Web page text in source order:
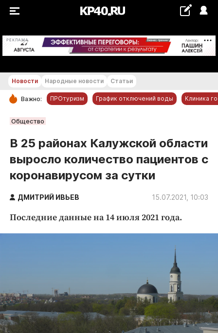
РЕКЛАМА +18...+19 °С
РУБРИКИ
Обнинск
Новости компаний
Статьи
Народные новости
Авто и транспорт
Криминал
Погода
Праздники
Происшествия
Новости Народные новости Статьи
Важно: ПРОтуризм График отключений воды Клиника
Общество
В 25 районах Калужской области
выросло количество пациентов с
коронавирусом за сутки
ДМИТРИЙ ИВЬЕВ 15.07.2021, 10:03
Последние данные на 14 июля 2021 года.